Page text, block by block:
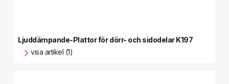
Ljuddämpande-Plattor för dörr- och sidodelar K197
visa artikel (1)